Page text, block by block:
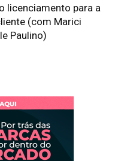
licenciamento para a
(com Marici
Paulino)